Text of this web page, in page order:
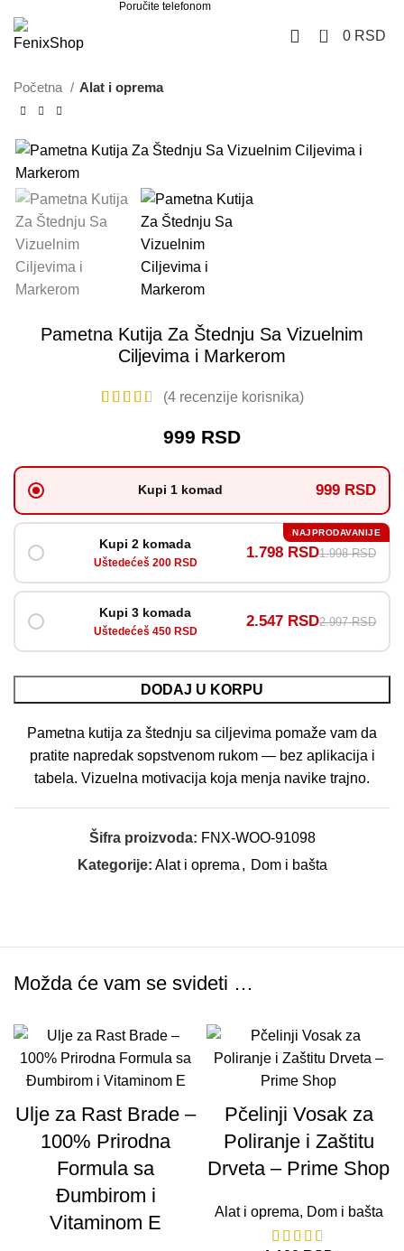
Poručite telefonom
0 0 RSD
Početna Alat i oprema
Pametna Kutija Za Štednju Sa Vizuelnim
Ciljevima i Markerom
(4recenzije korisnika)
999 RSD
Kupi 1 komad 999 RSD
Kupi 2 komada
Uštedećeš 200 RSD
1.798 RSD1.998 RSD
NAJPRODAVANIJE
Kupi 3 komada
Uštedećeš 450 RSD
2.547 RSD2.997 RSD
DODAJ U KORPU
Pametna kutija za štednju sa ciljevima pomaže vam da
pratite napredak sopstvenom rukom — bez aplikacija i
tabela. Vizuelna motivacija koja menja navike trajno.
Šifra proizvoda: FNX-WOO-91098
Kategorije: Alat i oprema , Dom i bašta
Možda će vam se svideti …
Ulje za Rast Brade –
100% Prirodna
Formula sa
Đumbirom i
Vitaminom E
Pčelinji Vosak za
Poliranje i Zaštitu
Drveta – Prime Shop
Alat i oprema, Dom i bašta